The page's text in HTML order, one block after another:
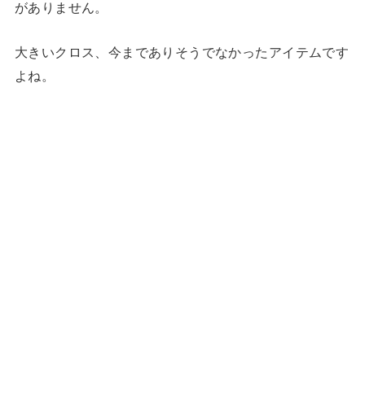
がありません。
大きいクロス、今までありそうでなかったアイテムです
よね。